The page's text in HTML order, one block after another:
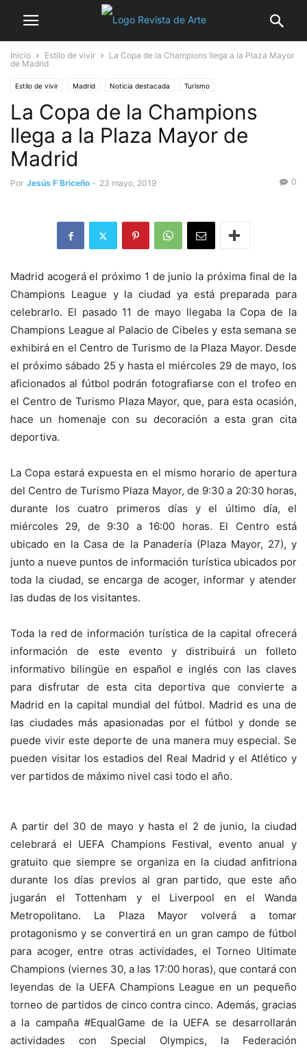
Inicio Estilo de vivir
La Copa de la Champions llega a la Plaza Mayor
de Madrid
Estilo de vivir Madrid Noticia destacada Turismo
La Copa de la Champions
llega a la Plaza Mayor de
Madrid
Por Jesús F Briceño - 23 mayo, 2019 0
Madrid acogerá el próximo 1 de junio la próxima final de la
Champions League y la ciudad ya está preparada para
celebrarlo. El pasado 11 de mayo llegaba la Copa de la
Champions League al Palacio de Cibeles y esta semana se
exhibirá en el Centro de Turismo de la Plaza Mayor. Desde
el próximo sábado 25 y hasta el miércoles 29 de mayo, los
aficionados al fútbol podrán fotografiarse con el trofeo en
el Centro de Turismo Plaza Mayor, que, para esta ocasión,
hace un homenaje con su decoración a esta gran cita
deportiva.
La Copa estará expuesta en el mismo horario de apertura
del Centro de Turismo Plaza Mayor, de 9:30 a 20:30 horas,
durante los cuatro primeros días y el último día, el
miércoles 29, de 9:30 a 16:00 horas. El Centro está
ubicado en la Casa de la Panadería (Plaza Mayor, 27), y
junto a nueve puntos de información turística ubicados por
toda la ciudad, se encarga de acoger, informar y atender
las dudas de los visitantes.
Toda la red de información turística de la capital ofrecerá
información de este evento y distribuirá un folleto
informativo bilingüe en español e inglés con las claves
para disfrutar de esta cita deportiva que convierte a
Madrid en la capital mundial del fútbol. Madrid es una de
las ciudades más apasionadas por el fútbol y donde se
puede vivir este deporte de una manera muy especial. Se
pueden visitar los estadios del Real Madrid y el Atlético y
ver partidos de máximo nivel casi todo el año.
A partir del 30 de mayo y hasta el 2 de junio, la ciudad
celebrará el UEFA Champions Festival, evento anual y
gratuito que siempre se organiza en la ciudad anfitriona
durante los días previos al gran partido, que este año
jugarán el Tottenham y el Liverpool en el Wanda
Metropolitano. La Plaza Mayor volverá a tomar
protagonismo y se convertirá en un gran campo de fútbol
para acoger, entre otras actividades, el Torneo Ultimate
Champions (viernes 30, a las 17:00 horas), que contará con
leyendas de la UEFA Champions League en un pequeño
torneo de partidos de cinco contra cinco. Además, gracias
a la campaña #EqualGame de la UEFA se desarrollarán
actividades con Special Olympics, la Federación